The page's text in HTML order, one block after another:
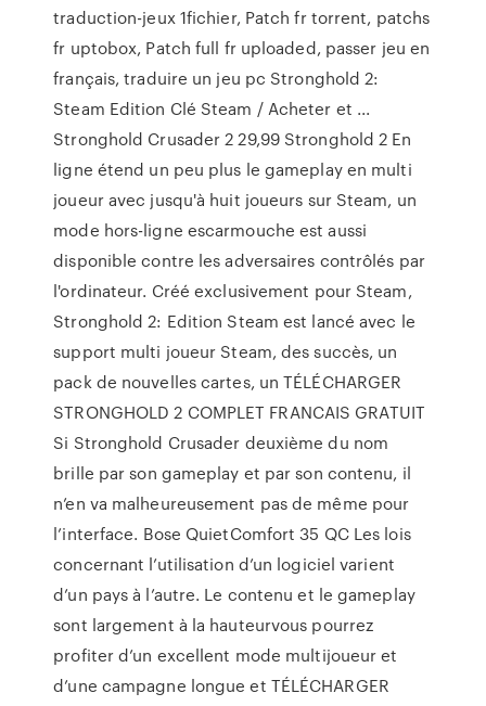
traduction-jeux 1fichier, Patch fr torrent, patchs
fr uptobox, Patch full fr uploaded, passer jeu en
français, traduire un jeu pc Stronghold 2:
Steam Edition Clé Steam / Acheter et ...
Stronghold Crusader 2 29,99 Stronghold 2 En
ligne étend un peu plus le gameplay en multi
joueur avec jusqu'à huit joueurs sur Steam, un
mode hors-ligne escarmouche est aussi
disponible contre les adversaires contrôlés par
l'ordinateur. Créé exclusivement pour Steam,
Stronghold 2: Edition Steam est lancé avec le
support multi joueur Steam, des succès, un
pack de nouvelles cartes, un TÉLÉCHARGER
STRONGHOLD 2 COMPLET FRANCAIS GRATUIT
Si Stronghold Crusader deuxième du nom
brille par son gameplay et par son contenu, il
n’en va malheureusement pas de même pour
l’interface. Bose QuietComfort 35 QC Les lois
concernant l’utilisation d’un logiciel varient
d’un pays à l’autre. Le contenu et le gameplay
sont largement à la hauteurvous pourrez
profiter d’un excellent mode multijoueur et
d’une campagne longue et TÉLÉCHARGER